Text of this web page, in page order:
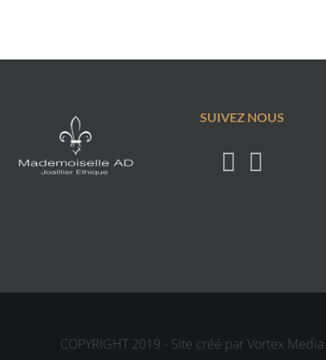
SUIVEZ NOUS
COPYRIGHT 2019 - Site créé par Vortex Media